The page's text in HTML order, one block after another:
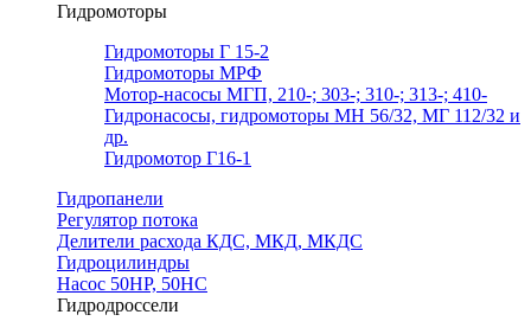
Гидромоторы
Гидромоторы Г 15-2
Гидромоторы МРФ
Мотор-насосы МГП, 210-; 303-; 310-; 313-; 410-
Гидронасосы, гидромоторы МН 56/32, МГ 112/32 и
др.
Гидромотор Г16-1
Гидропанели
Регулятор потока
Делители расхода КДС, МКД, МКДС
Гидроцилиндры
Насос 50НР, 50НС
Гидродроссели